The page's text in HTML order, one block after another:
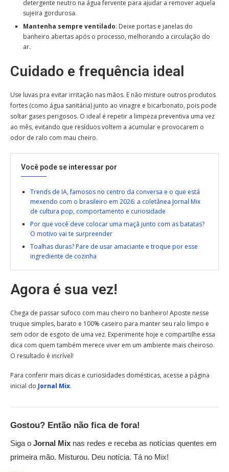
detergente neutro na água fervente para ajudar a remover aquela
sujeira gordurosa.
Mantenha sempre ventilado: Deixe portas e janelas do
banheiro abertas após o processo, melhorando a circulação do
ar.
Cuidado e frequência ideal
Use luvas pra evitar irritação nas mãos. E não misture outros produtos
fortes (como água sanitária) junto ao vinagre e bicarbonato, pois pode
soltar gases perigosos. O ideal é repetir a limpeza preventiva uma vez
ao mês, evitando que resíduos voltem a acumular e provocarem o
odor de ralo com mau cheiro.
Você pode se interessar por
Trends de IA, famosos no centro da conversa e o que está
mexendo com o brasileiro em 2026: a coletânea Jornal Mix
de cultura pop, comportamento e curiosidade
Por que você deve colocar uma maçã junto com as batatas?
O motivo vai te surpreender
Toalhas duras? Pare de usar amaciante e troque por esse
ingrediente de cozinha
Agora é sua vez!
Chega de passar sufoco com mau cheiro no banheiro! Aposte nesse
truque simples, barato e 100% caseiro para manter seu ralo limpo e
sem odor de esgoto de uma vez. Experimente hoje e compartilhe essa
dica com quem também merece viver em um ambiente mais cheiroso.
O resultado é incrível!
Para conferir mais dicas e curiosidades domésticas, acesse a página
inicial do Jornal Mix.
Gostou? Então não fica de fora!
Siga o Jornal Mix nas redes e receba as notícias quentes em
primeira mão. Misturou. Deu notícia. Tá no Mix!